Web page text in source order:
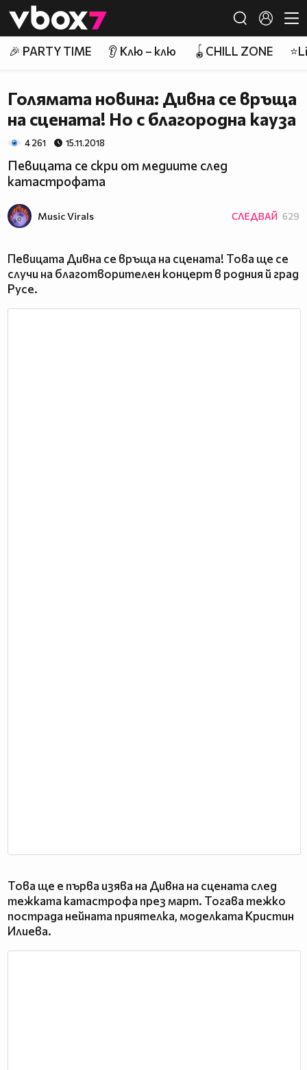
👾
🎉 PARTY TIME 👂 Клю – клю 🪀CHILL ZONE
Голямата новина: Дивна се връща
на сцената! Но с благородна кауза
4 261 15.11.2018
Певицата се скри от медиите след
катастрофата
Music Virals СЛЕДВАЙ 629
Певицата Дивна се връща на сцената! Това ще се
случи на благотворителен концерт в родния й град
Русе.
Това ще е първа изява на Дивна на сцената след
тежката катастрофа през март. Тогава тежко
пострада нейната приятелка, моделката Кристин
Илиева.